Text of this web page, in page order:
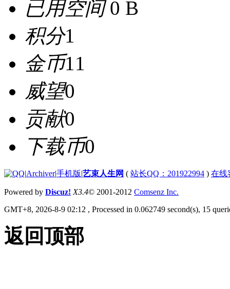
已用空间0 B
积分1
金币11
威望0
贡献0
下载币0
|Archiver|手机版|艺束人生网 ( 站长QQ：201922994 ) 在线
Powered by Discuz! X3.4© 2001-2012 Comsenz Inc.
GMT+8, 2026-8-9 02:12 , Processed in 0.062749 second(s), 15
返回顶部